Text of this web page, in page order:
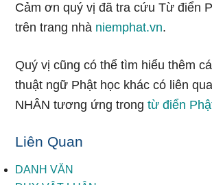
Cảm ơn quý vị đã tra cứu Từ điển
trên trang nhà niemphat.vn.
Quý vị cũng có thể tìm hiểu thêm
thuật ngữ Phật học khác có liên
NHÂN tương ứng trongtừ điển
Liên Quan
DANH VĂN